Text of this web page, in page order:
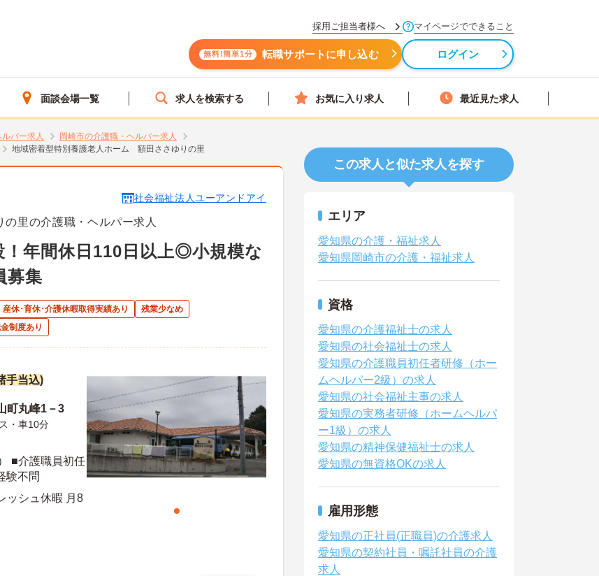
採用ご担当者様へ マイページでできること
無料!簡単1分 転職サポートに申し込む ログイン
面談会場一覧 求人を検索する お気に入り求人 最近見た求人
パー求人
岡崎市の介護職・ヘルパー求人
地域密着型特別養護老人ホーム 額田ささゆりの里
社会福祉法人ユーアンドアイ
里の介護職・ヘルパー求人
！年間休日110日以上◎小規模な
募集
産休･育休･介護休暇取得実績あり
残業少なめ
制度あり
手当込)
町丸峰1－3
・車10分
■介護職員初任
験不問
ッシュ休暇 月8
この求人と似た求人を探す
エリア
愛知県の介護・福祉求人
愛知県岡崎市の介護・福祉求人
資格
愛知県の介護福祉士の求人
愛知県の社会福祉士の求人
愛知県の介護職員初任者研修（ホー
ムヘルパー2級）の求人
愛知県の社会福祉主事の求人
愛知県の実務者研修（ホームヘルパ
ー1級）の求人
愛知県の精神保健福祉士の求人
愛知県の無資格OKの求人
雇用形態
愛知県の正社員(正職員)の介護求人
愛知県の契約社員・嘱託社員の介護
求人